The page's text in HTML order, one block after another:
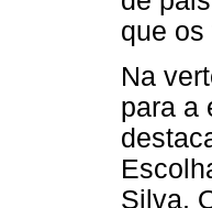
que
Na
para a
Silva,